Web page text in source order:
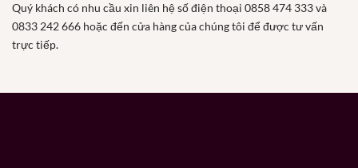
Quý khách có nhu cầu xin liên hệ số điện thoại 0858 474 333 và
0833 242 666 hoặc đến cửa hàng của chúng tôi để được tư vấn
trực tiếp.